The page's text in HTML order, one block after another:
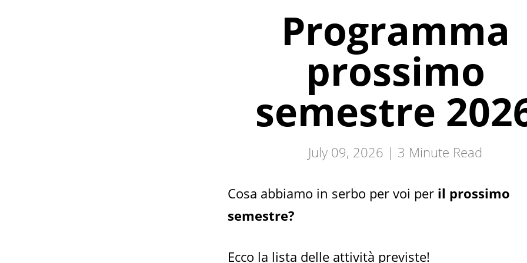
Programma
prossimo
semestre
July 09, 2026 | 3 Minute Read
Cosa abbiamo in serbo per voi per il prossimo
semestre?
Ecco la lista delle attività previste!